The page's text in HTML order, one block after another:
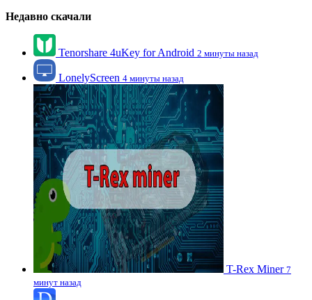
Недавно скачали
Tenorshare 4uKey for Android 2 минуты назад
LonelyScreen 4 минуты назад
T-Rex Miner 7
минут назад